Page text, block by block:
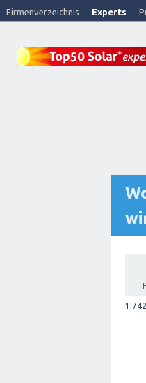
Firmenverzeichnis Experts
1.742